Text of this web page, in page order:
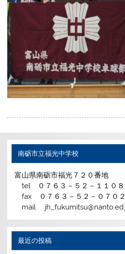
南砺市立福光中学校
富山県南砺市福光７２０番地
tel ０７６３－５２－１１０８
fax ０７６３－５２－０７０２
mail
最近の投稿